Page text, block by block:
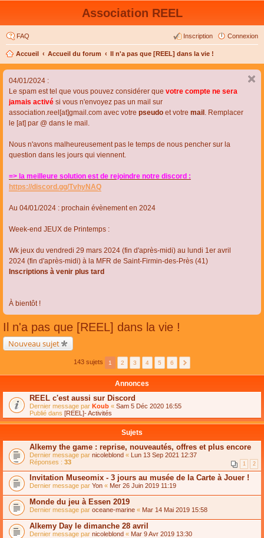
Association REEL
FAQ Connexion
Inscription
Accueil Accueil du forum Il n'a pas que [REEL] dans la vie !
04/01/2024 :
Le spam est tel que vous pouvez considérer que votre compte ne sera
jamais activé si vous n'envoyez pas un mail sur
association.reel[at]gmail.com avec votre pseudo et votre mail . Remplacer
le [at] par @ dans le mail.
Nous n'avons malheureusement pas le temps de nous pencher sur la
question dans les jours qui viennent.
=> la meilleure solution est de rejoindre notre discord :
https://discord.gg/TvhyNAQ
Au 04/01/2024 : prochain évènement en 2024
Week-end JEUX de Printemps :
Wk jeux du vendredi 29 mars 2024 (fin d'après-midi) au lundi 1er avril
2024 (fin d'après-midi) à la MFR de Saint-Firmin-des-Près (41)
Inscriptions à venir plus tard
À bientôt !
Il n'a pas que [REEL] dans la vie !
Nouveau sujet
143 sujets 1 2 3 4 5 6
Annonces
REEL c'est aussi sur Discord
Dernier message par Koub « Sam 5 Déc 2020 16:55
Publié dans [REEL]- Activités
Sujets
Alkemy the game : reprise, nouveautés, offres et plus encore
Dernier message par nicoleblond « Lun 13 Sep 2021 12:37
Réponses : 33 1 2
Invitation Museomix - 3 jours au musée de la Carte à Jouer !
Dernier message par Yon « Mer 26 Juin 2019 11:19
Monde du jeu à Essen 2019
Dernier message par oceane-marine « Mar 14 Mai 2019 15:58
Alkemy Day le dimanche 28 avril
Dernier message par nicoleblond « Mar 9 Avr 2019 13:30